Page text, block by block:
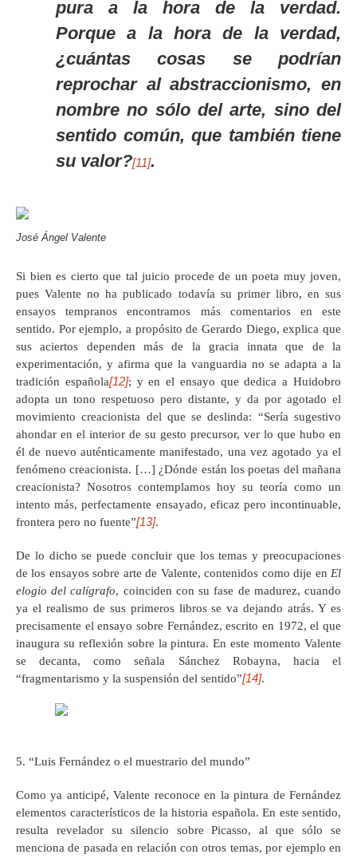
pura a la hora de la verdad.
Porque a la hora de la verdad,
¿cuántas cosas se podrían
reprochar al abstraccionismo, en
nombre no sólo del arte, sino del
sentido común, que también tiene
su valor?[11].
José Ángel Valente
Si bien es cierto que tal juicio procede de un poeta muy joven,
pues Valente no ha publicado todavía su primer libro, en sus
ensayos tempranos encontramos más comentarios en este
sentido. Por ejemplo, a propósito de Gerardo Diego, explica que
sus aciertos dependen más de la gracia innata que de la
experimentación, y afirma que la vanguardia no se adapta a la
tradición española[12]; y en el ensayo que dedica a Huidobro
adopta un tono respetuoso pero distante, y da por agotado el
movimiento creacionista del que se deslinda: “Sería sugestivo
ahondar en el interior de su gesto precursor, ver lo que hubo en
él de nuevo auténticamente manifestado, una vez agotado ya el
fenómeno creacionista. […] ¿Dónde están los poetas del mañana
creacionista? Nosotros contemplamos hoy su teoría como un
intento más, perfectamente ensayado, eficaz pero incontinuable,
frontera pero no fuente”[13].
De lo dicho se puede concluir que los temas y preocupaciones
de los ensayos sobre arte de Valente, contenidos como dije en El
elogio del calígrafo, coinciden con su fase de madurez, cuando
ya el realismo de sus primeros libros se va dejando atrás. Y es
precisamente el ensayo sobre Fernández, escrito en 1972, el que
inaugura su reflexión sobre la pintura. En este momento Valente
se decanta, como señala Sánchez Robayna, hacia el
“fragmentarismo y la suspensión del sentido”[14].
5. “Luis Fernández o el muestrario del mundo”
Como ya anticipé, Valente reconoce en la pintura de Fernández
elementos característicos de la historia española. En este sentido,
resulta revelador su silencio sobre Picasso, al que sólo se
menciona de pasada en relación con otros temas, por ejemplo en